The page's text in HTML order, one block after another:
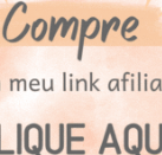
Pessoais